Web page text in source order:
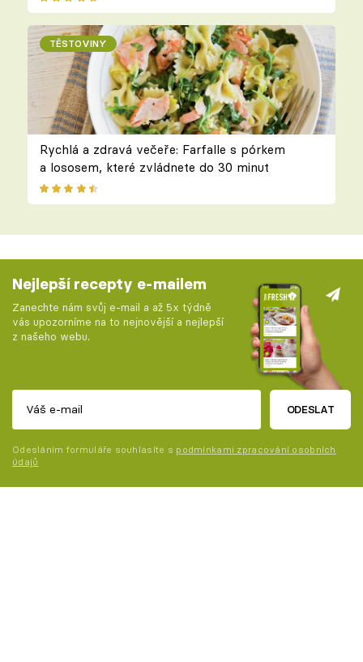
TĚSTOVINY
Rychlá a zdravá večeře: Farfalle s pórkem
a lososem, které zvládnete do 30 minut
Nejlepší recepty e-mailem
Zanechte nám svůj e-mail a až 5x týdně
vás upozorníme na to nejnovější a nejlepší
z našeho webu.
ODESLAT
Odesláním formuláře souhlasíte s podmínkami zpracování osobních
údajů